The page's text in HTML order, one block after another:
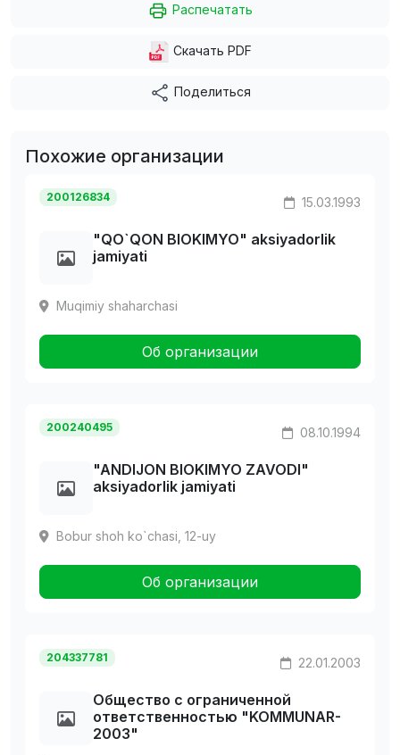
Распечатать
Скачать PDF
Поделиться
Похожие организации
200126834 15.03.1993
"QO`QON BIOKIMYO" aksiyadorlik
jamiyati
Muqimiy shaharchasi
Об организации
200240495 08.10.1994
"ANDIJON BIOKIMYO ZAVODI"
aksiyadorlik jamiyati
Bobur shoh ko`chasi, 12-uy
Об организации
204337781 22.01.2003
Общество с ограниченной
ответственностью "KOMMUNAR-
2003"